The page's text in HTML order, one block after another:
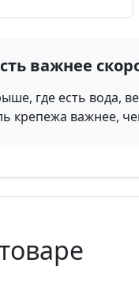
важнее
где есть вода,
крепежа важнее,